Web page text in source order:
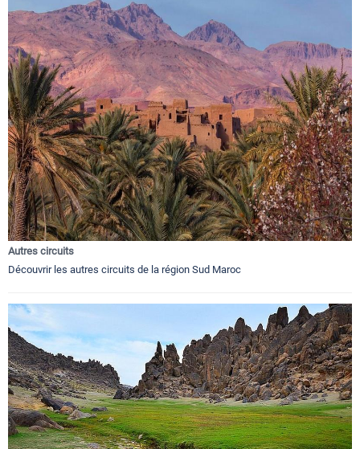
Autres circuits
Découvrir les autres circuits de la région Sud Maroc